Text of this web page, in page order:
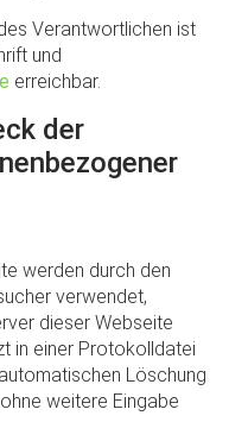
Verantwortlichen ist
und
erreichbar.
der
werden durch den
verwendet,
dieser Webseite
in einer Protokolldatei
Löschung
weitere Eingabe